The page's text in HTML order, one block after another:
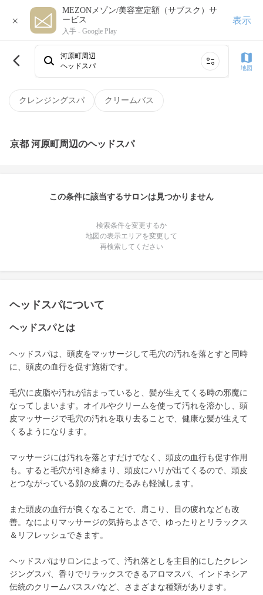
×
MEZONメゾン/美容室定額（サブスク）サ
ービス
入手 - Google Play
表示
クレンジングスパ クリームバス
河原町周辺
ヘッドスパ
地図
京都 河原町周辺のヘッドスパ
この条件に該当するサロンは見つかりません
検索条件を変更するか
地図の表示エリアを変更して
再検索してください
ヘッドスパについて
ヘッドスパとは
ヘッドスパは、頭皮をマッサージして毛穴の汚れを落とすと同時
に、頭皮の血行を促す施術です。
毛穴に皮脂や汚れが詰まっていると、髪が生えてくる時の邪魔に
なってしまいます。オイルやクリームを使って汚れを溶かし、頭
皮マッサージで毛穴の汚れを取り去ることで、健康な髪が生えて
くるようになります。
マッサージには汚れを落とすだけでなく、頭皮の血行も促す作用
も。すると毛穴が引き締まり、頭皮にハリが出てくるので、頭皮
とつながっている顔の皮膚のたるみも軽減します。
また頭皮の血行が良くなることで、肩こり、目の疲れなども改
善。なによりマッサージの気持ちよさで、ゆったりとリラックス
＆リフレッシュできます。
ヘッドスパはサロンによって、汚れ落としを主目的にしたクレン
ジングスパ、香りでリラックスできるアロマスパ、インドネシア
伝統のクリームバススパなど、さまざまな種類があります。